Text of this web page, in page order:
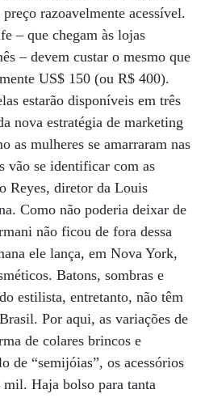
razoavelmente acessível.
– que chegam às lojas
– devem custar o mesmo que
US$ 150 (ou R$ 400).
estarão disponíveis em três
nova estratégia de marketing
as mulheres se amarraram nas
vão se identificar com as
Reyes, diretor da Louis
Como não poderia deixar de
não ficou de fora dessa
ele lança, em Nova York,
Batons, sombras e
estilista, entretanto, não têm
Por aqui, as variações de
de colares brincos e
de “semijóias”, os acessórios
Haja bolso para tanta